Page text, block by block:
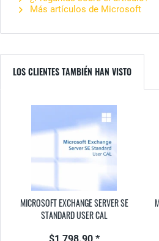
Más artículos de Microsoft
LOS CLIENTES TAMBIÉN HAN VISTO
MICROSOFT EXCHANGE SERVER SE
STANDARD USER CAL